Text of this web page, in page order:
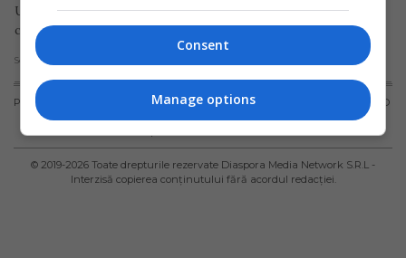
Un român în vârstă de 35 de ani, stabilit în Spania, a povestit
cum a ajuns de la un simplu…
Scris de Daniela Stoica
PUBLICITATE
POLITICA DE
POLITICA PRIVIND
© 2019-2026 Toate drepturile rezervate Diaspora Media Network S.R.L -
Interzisă copierea conținutului fără acordul redacției.
Consent
Manage options